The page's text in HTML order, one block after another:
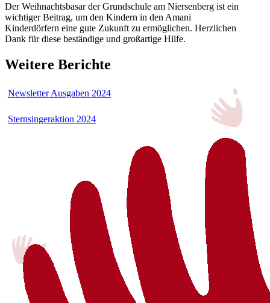
Der Weihnachtsbasar der Grundschule am Niersenberg ist ein
wichtiger Beitrag, um den Kindern in den Amani
Kinderdörfern eine gute Zukunft zu ermöglichen. Herzlichen
Dank für diese beständige und großartige Hilfe.
Weitere Berichte
Newsletter Ausgaben 2024
Sternsingeraktion 2024